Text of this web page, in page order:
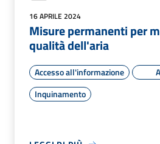
16 APRILE 2024
Misure permanenti per
qualità dell'aria
Accesso all'informazione
Inquinamento